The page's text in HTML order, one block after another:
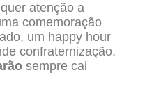
atenção a
comemoração
um happy hour
confraternização,
sempre cai